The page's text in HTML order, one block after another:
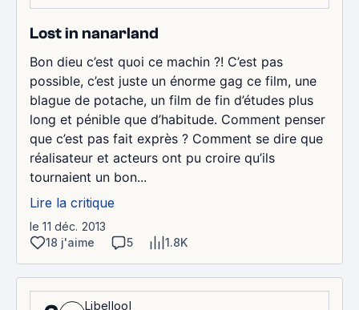
Lost in nanarland
Bon dieu c’est quoi ce machin ?! C’est pas
possible, c’est juste un énorme gag ce film, une
blague de potache, un film de fin d’études plus
long et pénible que d’habitude. Comment penser
que c’est pas fait exprès ? Comment se dire que
réalisateur et acteurs ont pu croire qu’ils
tournaient un bon...
Lire la critique
le 11 déc. 2013
18 j'aime
5 1.8K
Libellool